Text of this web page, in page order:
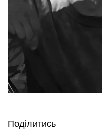
Поділитись